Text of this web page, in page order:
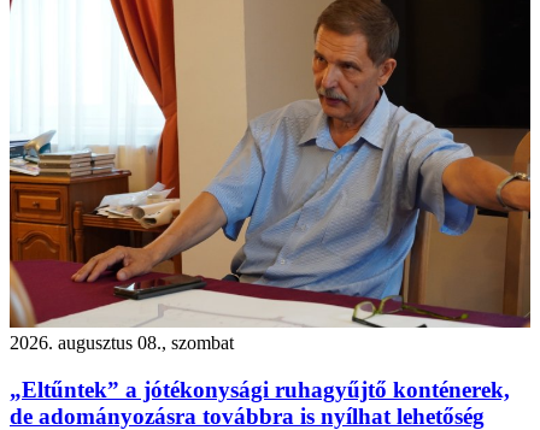
2026. augusztus 08., szombat
„Eltűntek” a jótékonysági ruhagyűjtő konténerek,
de adományozásra továbbra is nyílhat lehetőség